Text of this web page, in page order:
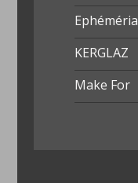
Ephéméria
KERGLAZ
Make For